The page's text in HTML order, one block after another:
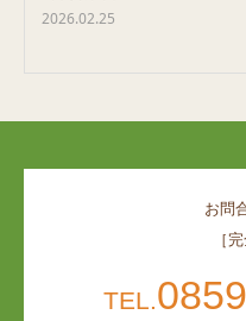
2026.02.25
お問
［
TEL.